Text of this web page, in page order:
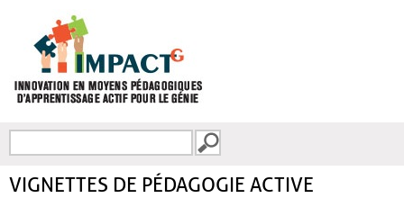
FORMULAIRE DE
VIGNETTES DE PÉDAGOGIE ACTIVE